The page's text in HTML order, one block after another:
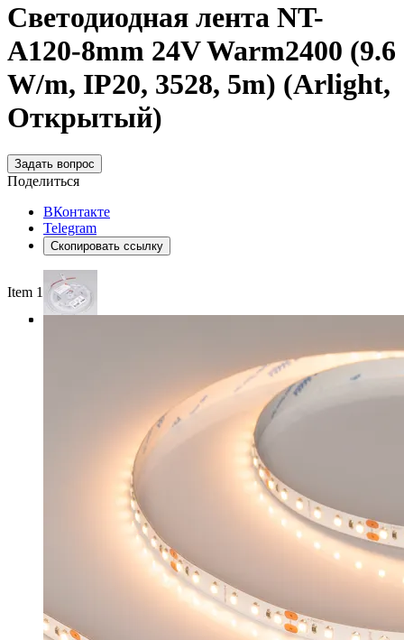
Светодиодная лента NT-
A120-8mm 24V Warm2400 (9.6
W/m, IP20, 3528, 5m) (Arlight,
Открытый)
Задать вопрос
Поделиться
ВКонтакте
Telegram
Скопировать ссылку
Item 1 of 3